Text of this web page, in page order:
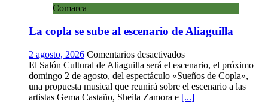
en
Centro
de
Arte
Loma
del
Olvido
Comarca
La copla se sube al escenario de Aliaguilla
2 agosto, 2026 Comentarios desactivadosen
La
copla
se
sube
El Salón Cultural de Aliaguilla será el escenario, el próximo
domingo 2 de agosto, del espectáculo «Sueños de Copla»,
una propuesta musical que reunirá sobre el escenario a las
artistas Gema Castaño, Sheila Zamora e [...]